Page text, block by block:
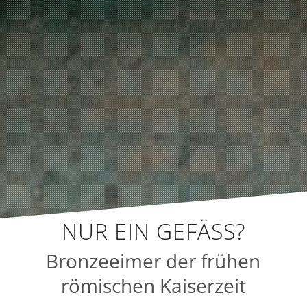
NUR EIN GEFÄSS?
Bronzeeimer der frühen
römischen Kaiserzeit